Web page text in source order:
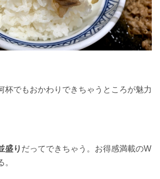
杯でもおかわりできちゃうところが魅力
盛り だってできちゃう。お得感満載のW